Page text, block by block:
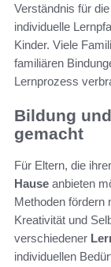
Verständnis für
individuelle
Kinder. Viele
familiären
Lernprozess
Bildung
gemacht
Für Eltern, die
Hause anbieten
Methoden fördern
Kreativität und
verschiedener
individuellen